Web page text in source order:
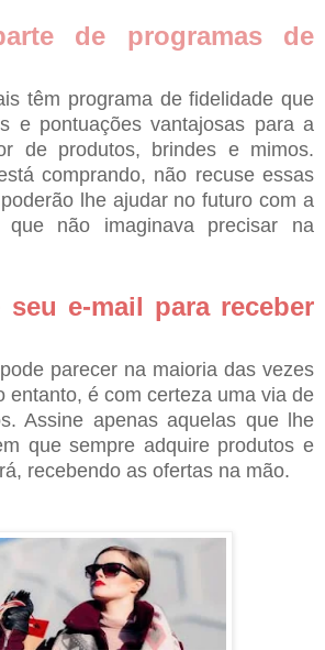
de programas de
têm programa de fidelidade que
e pontuações vantajosas para a
de produtos, brindes e mimos.
comprando, não recuse essas
lhe ajudar no futuro com a
não imaginava precisar na
seu e-mail para receber
parecer na maioria das vezes
entanto, é com certeza uma via de
Assine apenas aquelas que lhe
que sempre adquire produtos e
recebendo as ofertas na mão.